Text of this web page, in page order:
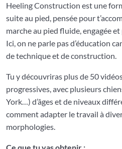
Heeling Construction est une
suite au pied, pensée pour
marche au pied fluide, engagée
Ici, on ne parle pas d’éducation
de technique et de construction.
Tu y découvriras plus de 50
progressives, avec plusieurs
York…) d’âges et de niveaux
comment adapter le travail à
morphologies.